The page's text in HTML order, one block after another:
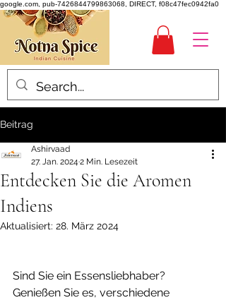
google.com, pub-7426844799863068, DIRECT, f08c47fec0942fa0
Beitrag
Entdecken Sie die Aromen
Indiens
Ashirvaad
27. Jan. 2024 2 Min. Lesezeit
Aktualisiert: 28. März 2024
Sind Sie ein Essensliebhaber?
Genießen Sie es, verschiedene